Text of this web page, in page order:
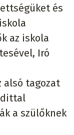
és
az iskola
Iró
alsó tagozat
a szülőknek